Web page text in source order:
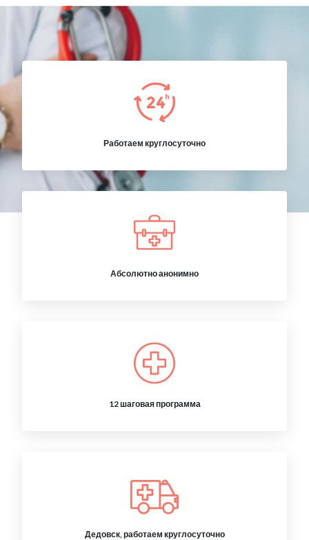
Работаем круглосуточно
Абсолютно анонимно
12 шаговая программа
Дедовск, работаем круглосуточно